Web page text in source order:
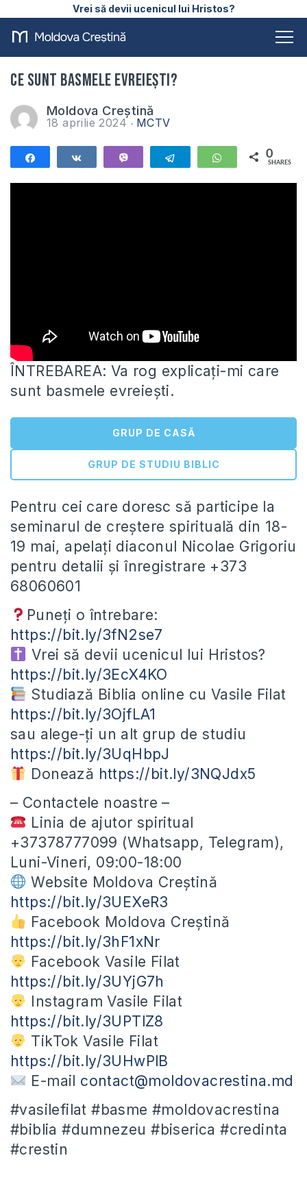
Vrei să devii ucenicul lui Hristos?
Ce sunt basmele evreiești?
Moldova Creștină
18 aprilie 2024 MCTV
Telegram WhatsApp
0
SHARES
ÎNTREBAREA: Va rog explicați-mi care
sunt basmele evreiești.
GRUP DE CASĂ
GRUP DE STUDIU BIBLIC
Pentru cei care doresc să participe la
seminarul de creștere spirituală din 18-
19 mai, apelați diaconul Nicolae Grigoriu
pentru detalii și înregistrare +373
68060601
Puneți o întrebare:
https://bit.ly/3fN2se7
Vrei să devii ucenicul lui Hristos?
https://bit.ly/3EcX4KO
Studiază Biblia online cu Vasile Filat
https://bit.ly/3OjfLA1
sau alege-ți un alt grup de studiu
https://bit.ly/3UqHbpJ
Donează https://bit.ly/3NQJdx5
– Contactele noastre –
Linia de ajutor spiritual
+37378777099 (Whatsapp, Telegram),
Luni-Vineri, 09:00-18:00
Website Moldova Creștină
https://bit.ly/3UEXeR3
Facebook Moldova Creștină
https://bit.ly/3hF1xNr
Facebook Vasile Filat
https://bit.ly/3UYjG7h
Instagram Vasile Filat
https://bit.ly/3UPTlZ8
TikTok Vasile Filat
https://bit.ly/3UHwPlB
E-mail contact@moldovacrestina.md
#vasilefilat #basme #moldovacrestina
#biblia #dumnezeu #biserica #credinta
#crestin